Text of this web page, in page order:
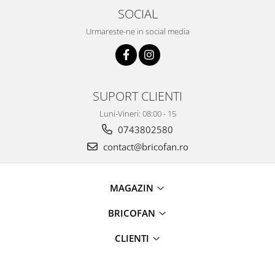
Mori pentru furaje si resturi
Piese si accesorii mori
Tocatoare furaje si crengi
Consumabile si acesorii tocatoare
Tocatoare crengi
Motocoase, Trimmere si Masini de
Motocositori cu motoare 2T
SOCIAL
Urmareste-ne in social media
SUPORT CLIENTI
Luni-Vineri: 08:00 - 15
0743802580
contact@bricofan.ro
MAGAZIN
BRICOFAN
CLIENTI